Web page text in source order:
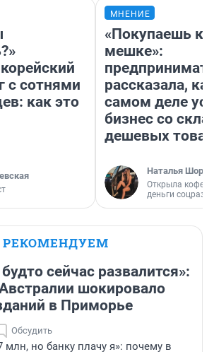
с сотнями
как это
МНЕНИЕ
«Покупаешь
мешке»:
рассказала,
самом деле
бизнес со
дешевых
Наталья
Открыла
деньги
РЕКОМЕНДУЕМ
сейчас развалится»:
шокировало
в Приморье
Обсудить
но банку плачу я»: почему в